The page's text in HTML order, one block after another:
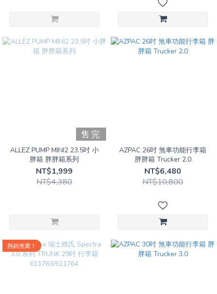
售完
ALLEZ PUMP MINI2 23.5吋 小
胖箱 胖胖箱系列
NT$1,999
NT$4,380
AZPAC 26吋 煞車功能行李箱
胖胖箱 Trucker 2.0
NT$6,480
NT$10,800
熱銷推薦！